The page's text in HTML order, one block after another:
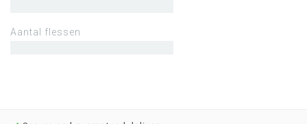
Aantal flessen